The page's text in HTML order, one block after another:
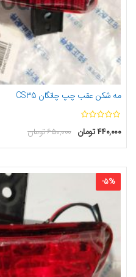
مه شکن عقب چپ چانگان CS35
۶۵۰,۰۰۰تومان ۴۴۰,۰۰۰تومان
-5%